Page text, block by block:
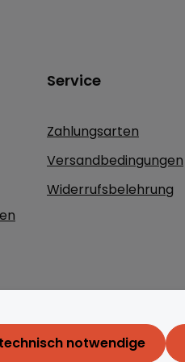
Service
Zahlungsarten
Versandbedingungen
Widerrufsbelehrung
notwendige